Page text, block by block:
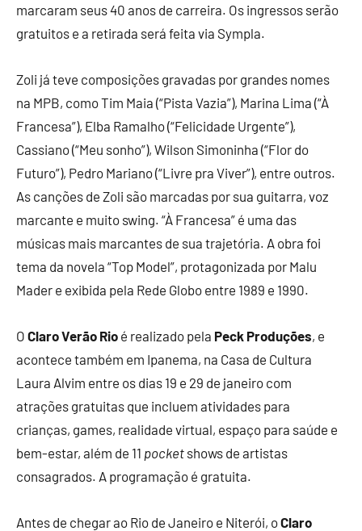
marcaram seus 40 anos de carreira. Os ingressos serão
gratuitos e a retirada será feita via Sympla.
Zoli já teve composições gravadas por grandes nomes
na MPB, como Tim Maia (“Pista Vazia”), Marina Lima (“À
Francesa”), Elba Ramalho (“Felicidade Urgente”),
Cassiano (“Meu sonho”), Wilson Simoninha (“Flor do
Futuro”), Pedro Mariano (“Livre pra Viver”), entre outros.
As canções de Zoli são marcadas por sua guitarra, voz
marcante e muito swing. “À Francesa” é uma das
músicas mais marcantes de sua trajetória. A obra foi
tema da novela “Top Model”, protagonizada por Malu
Mader e exibida pela Rede Globo entre 1989 e 1990.
O Claro Verão Rio é realizado pela Peck Produções, e
acontece também em Ipanema, na Casa de Cultura
Laura Alvim entre os dias 19 e 29 de janeiro com
atrações gratuitas que incluem atividades para
crianças, games, realidade virtual, espaço para saúde e
bem-estar, além de 11 pocket shows de artistas
consagrados. A programação é gratuita.
Antes de chegar ao Rio de Janeiro e Niterói, oClaro